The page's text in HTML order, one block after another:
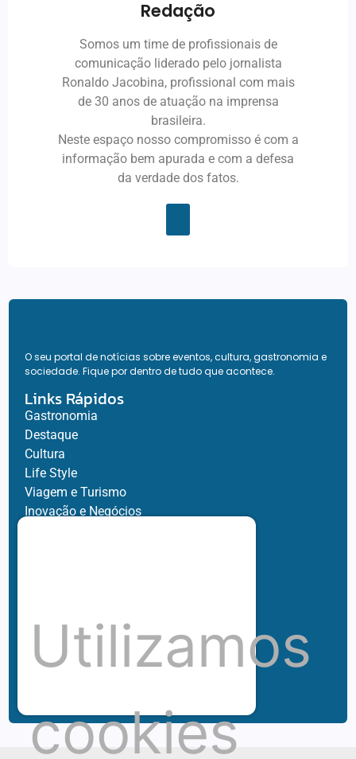
Redação
Somos um time de profissionais de
comunicação liderado pelo jornalista
Ronaldo Jacobina, profissional com mais
de 30 anos de atuação na imprensa
brasileira.
Neste espaço nosso compromisso é com a
informação bem apurada e com a defesa
da verdade dos fatos.
O seu portal de notícias sobre eventos, cultura, gastronomia e
sociedade. Fique por dentro de tudo que acontece.
Links Rápidos
Gastronomia
Destaque
Cultura
Life Style
Viagem e Turismo
Inovação e Negócios
Hubnexxo
Redes
Utilizamos
cookies